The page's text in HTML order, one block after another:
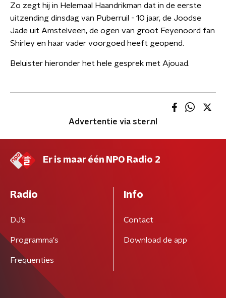
Zo zegt hij in Helemaal Haandrikman dat in de eerste
uitzending dinsdag van Puberruil - 10 jaar, de Joodse
Jade uit Amstelveen, de ogen van groot Feyenoord fan
Shirley en haar vader voorgoed heeft geopend.
Beluister hieronder het hele gesprek met Ajouad.
Advertentie via ster.nl
Er is maar één NPO Radio 2
Radio
DJ’s
Programma's
Frequenties
Info
Contact
Download de app